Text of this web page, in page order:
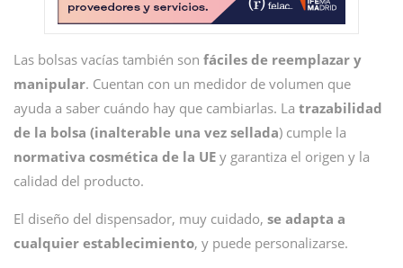
Las bolsas vacías también son fáciles de reemplazar y
manipular. Cuentan con un medidor de volumen que
ayuda a saber cuándo hay que cambiarlas. La trazabilidad
de la bolsa (inalterable una vez sellada) cumple la
normativa cosmética de la UE y garantiza el origen y la
calidad del producto.
El diseño del dispensador, muy cuidado, se adapta a
cualquier establecimiento, y puede personalizarse.